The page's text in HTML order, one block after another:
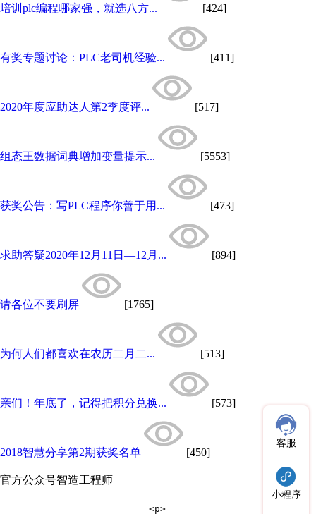
培训plc编程哪家强，就选八方... [424]
有奖专题讨论：PLC老司机经验... [411]
2020年度应助达人第2季度评... [517]
组态王数据词典增加变量提示... [5553]
获奖公告：写PLC程序你善于用... [473]
求助答疑2020年12月11日—12月... [894]
请各位不要刷屏 [1765]
为何人们都喜欢在农历二月二... [513]
亲们！年底了，记得把积分兑换... [573]
2018智慧分享第2期获奖名单 [450]
官方公众号智造工程师
客服
小程序